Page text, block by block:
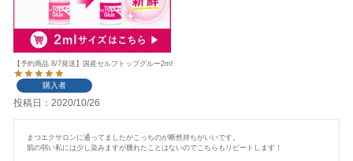
【予約商品 8/7発送】国産セルフトップグルー2ml
購入者
投稿日 2020/10/26
まつエクサロンに通ってましたがこっちのが断然持ちがいいです。
肌の弱い私には少し染みますが腫れたことはないのでこちらもリピートします！